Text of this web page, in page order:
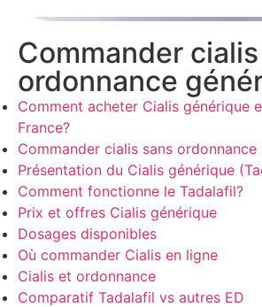
Commander
ordonnance
Comment acheter Cialis générique
France?
Commander cialis sans ordonnance
Présentation du Cialis générique
Comment fonctionne le Tadalafil?
Prix et offres Cialis générique
Dosages disponibles
Où commander Cialis en ligne
Cialis et ordonnance
Comparatif Tadalafil vs autres ED